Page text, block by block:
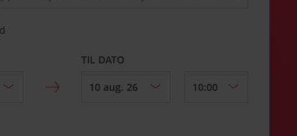
TIL DATO